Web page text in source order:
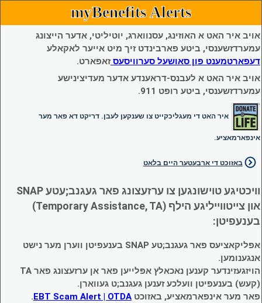
myBenefits Alerts
אויב איר האט א האוזינג, עסנווארג, יוטיליטי, אדער הייצונג
עמערדזשענסי, ביטע פארבינדט זיך מיט אייער לאקאלע
דעפארטמענט פון סאושעל סערוויסעסזאפארט.
אויב איר האט א לעבנס-דראענדע אדער מעדיצינישע
עמערדזשענסי, ביטע רופט 911.
איר האט די מעגליכקייט צו שענקען לעבן. דריקט דא פאר מער
אינפארמאציע.
באזוכט די ארבעטער היים בלאט
וויכטיגע טוישונגען צו ערזעצונג פאר געגנב;עטע SNAP
און צייטווייליגע הילף (Temporary Assistance, TA)
בענעפיטן:
אפליקאציעס פאר געגנב;טע SNAP בענעפיטן ווערן מער נישט
אנגענומען.
הויזגעזינדער קענען נאכאלץ אפּלייען פאר אן ערזעצונג פאר TA
(קעש) בענעפיטן וועלכע זענען געגנב;ט געווארן.
פאר מער אינפארמאציע, באזוכטEBT Scam Alert | OTDA
.